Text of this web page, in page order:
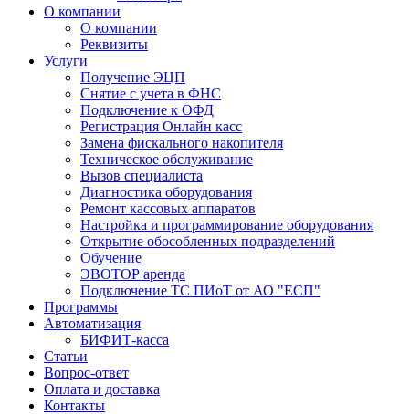
О компании
О компании
Реквизиты
Услуги
Получение ЭЦП
Снятие с учета в ФНС
Подключение к ОФД
Регистрация Онлайн касс
Замена фискального накопителя
Техническое обслуживание
Вызов специалиста
Диагностика оборудования
Ремонт кассовых аппаратов
Настройка и программирование оборудования
Открытие обособленных подразделений
Обучение
ЭВОТОР аренда
Подключение ТС ПИоТ от АО "ЕСП"
Программы
Автоматизация
БИФИТ-касса
Статьи
Вопрос-ответ
Оплата и доставка
Контакты